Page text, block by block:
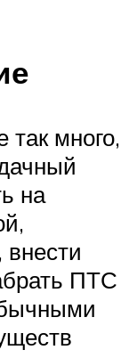
так много,
на
внести
ПТС